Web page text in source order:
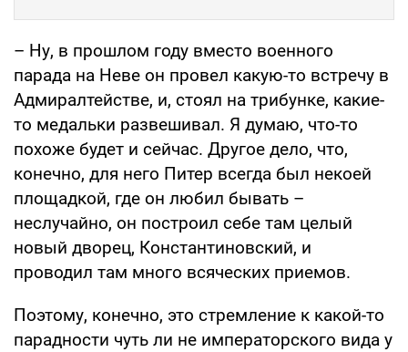
– Ну, в прошлом году вместо военного
парада на Неве он провел какую-то встречу в
Адмиралтействе, и, стоял на трибунке, какие-
то медальки развешивал. Я думаю, что-то
похоже будет и сейчас. Другое дело, что,
конечно, для него Питер всегда был некоей
площадкой, где он любил бывать –
неслучайно, он построил себе там целый
новый дворец, Константиновский, и
проводил там много всяческих приемов.
Поэтому, конечно, это стремление к какой-то
парадности чуть ли не императорского вида у